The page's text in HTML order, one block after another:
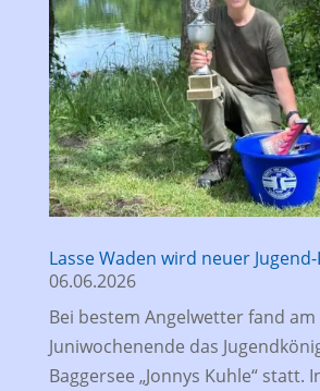
Lasse Waden wird neuer
06.06.2026
Bei bestem Angelwetter fand
Juniwochenende das
Baggersee „Jonnys Kuhle“ statt.